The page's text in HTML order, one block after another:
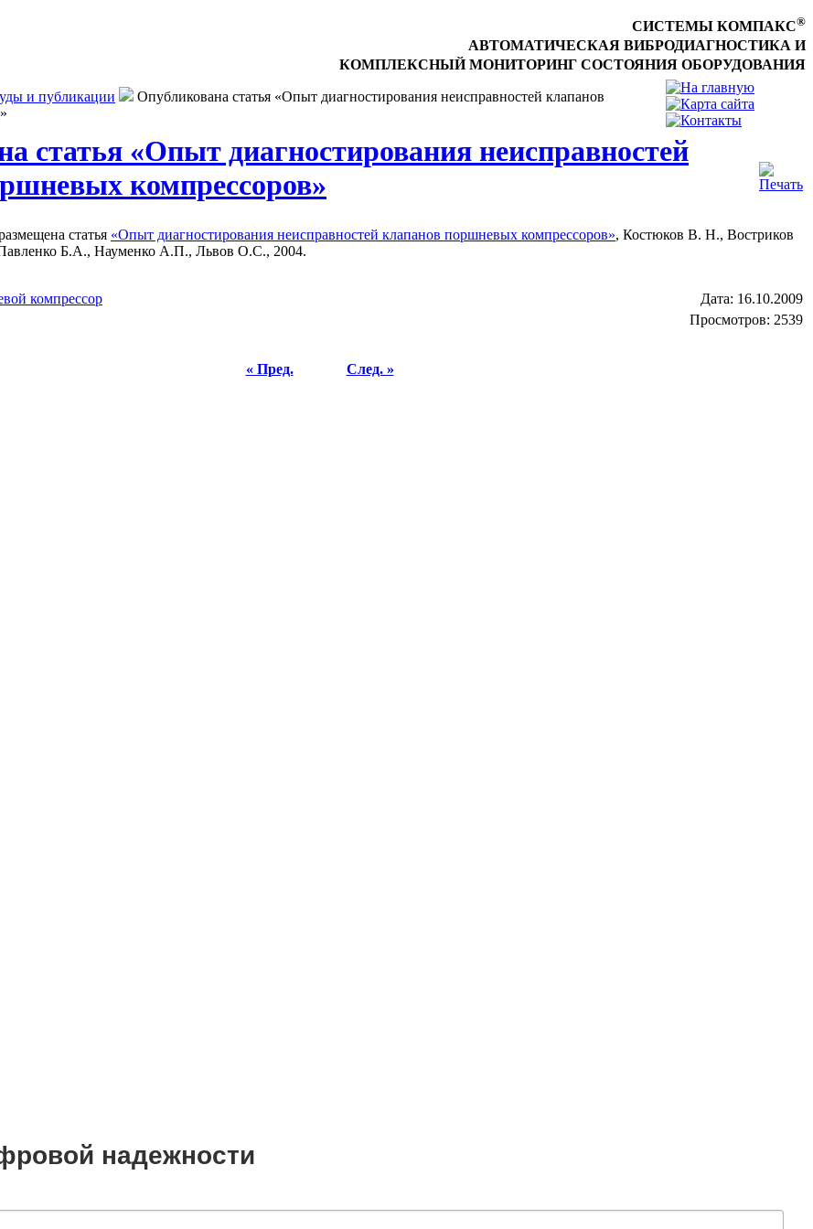
СИСТЕМЫ КОМПАКС®
АВТОМАТИЧЕСКАЯ ВИБРОДИАГНОСТИКА И
КОМПЛЕКСНЫЙ МОНИТОРИНГ СОСТОЯНИЯ ОБОРУДОВАНИЯ
и публикации
Опубликована статья «Опыт диагностирования неисправностей клапанов
статья «Опыт диагностирования неисправностей
компрессоров»
статья «Опыт диагностирования неисправностей клапанов поршневых компрессоров», Костюков В. Н., Востриков
Б.А., Науменко А.П., Львов О.С., 2004.
компрессор Дата: 16.10.2009
Просмотров: 2539
« Пред. След. »
надежности